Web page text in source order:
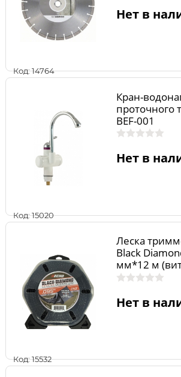
Код: 14764
Нет в
Код: 15020
Кран-
проточного
BEF-001
Нет в
Код: 15532
Леска
Black
мм*12 м
Нет в